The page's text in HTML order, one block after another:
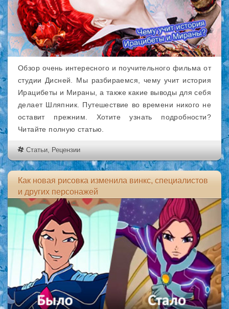
Обзор очень интересного и поучительного фильма от
студии Дисней. Мы разбираемся, чему учит история
Ирацибеты и Мираны, а также какие выводы для себя
делает Шляпник. Путешествие во времени никого не
оставит прежним. Хотите узнать подробности?
Читайте полную статью.
Статьи, Рецензии
Как новая рисовка изменила винкс, специалистов
и других персонажей